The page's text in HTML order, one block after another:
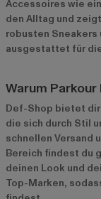
Accessoires wie
den Alltag und
robusten
ausgestattet für
Warum
Def-Shop bietet dir
die sich durch Stil
schnellen Versand
Bereich findest du
deinen Look und
Top-Marken,